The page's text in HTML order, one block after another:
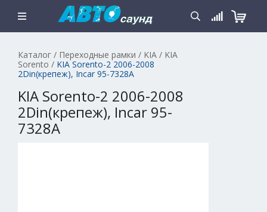
Каталог / Переходные рамки / KIA / KIA
Sorento / KIA Sorento-2 2006-2008
2Din(крепеж), Incar 95-7328A
KIA Sorento-2 2006-2008
2Din(крепеж), Incar 95-
7328A